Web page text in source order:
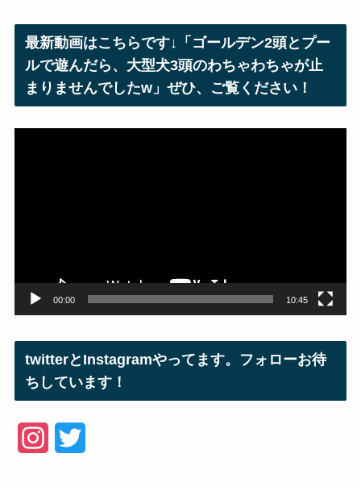
ス
最新動画はこちらです↓「ゴールデン2頭とプー
ルで遊んだら、大型犬3頭のわちゃわちゃが止
まりませんでしたw」ぜひ、ご覧ください！
00:00 10:45
twitterとInstagramやってます。フォローお待
ちしています！